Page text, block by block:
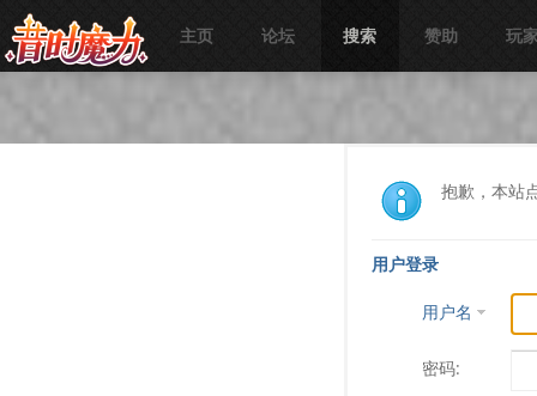
主页 论坛 搜索 赞助 玩
抱歉，本站
用户登录
用户名
密码: